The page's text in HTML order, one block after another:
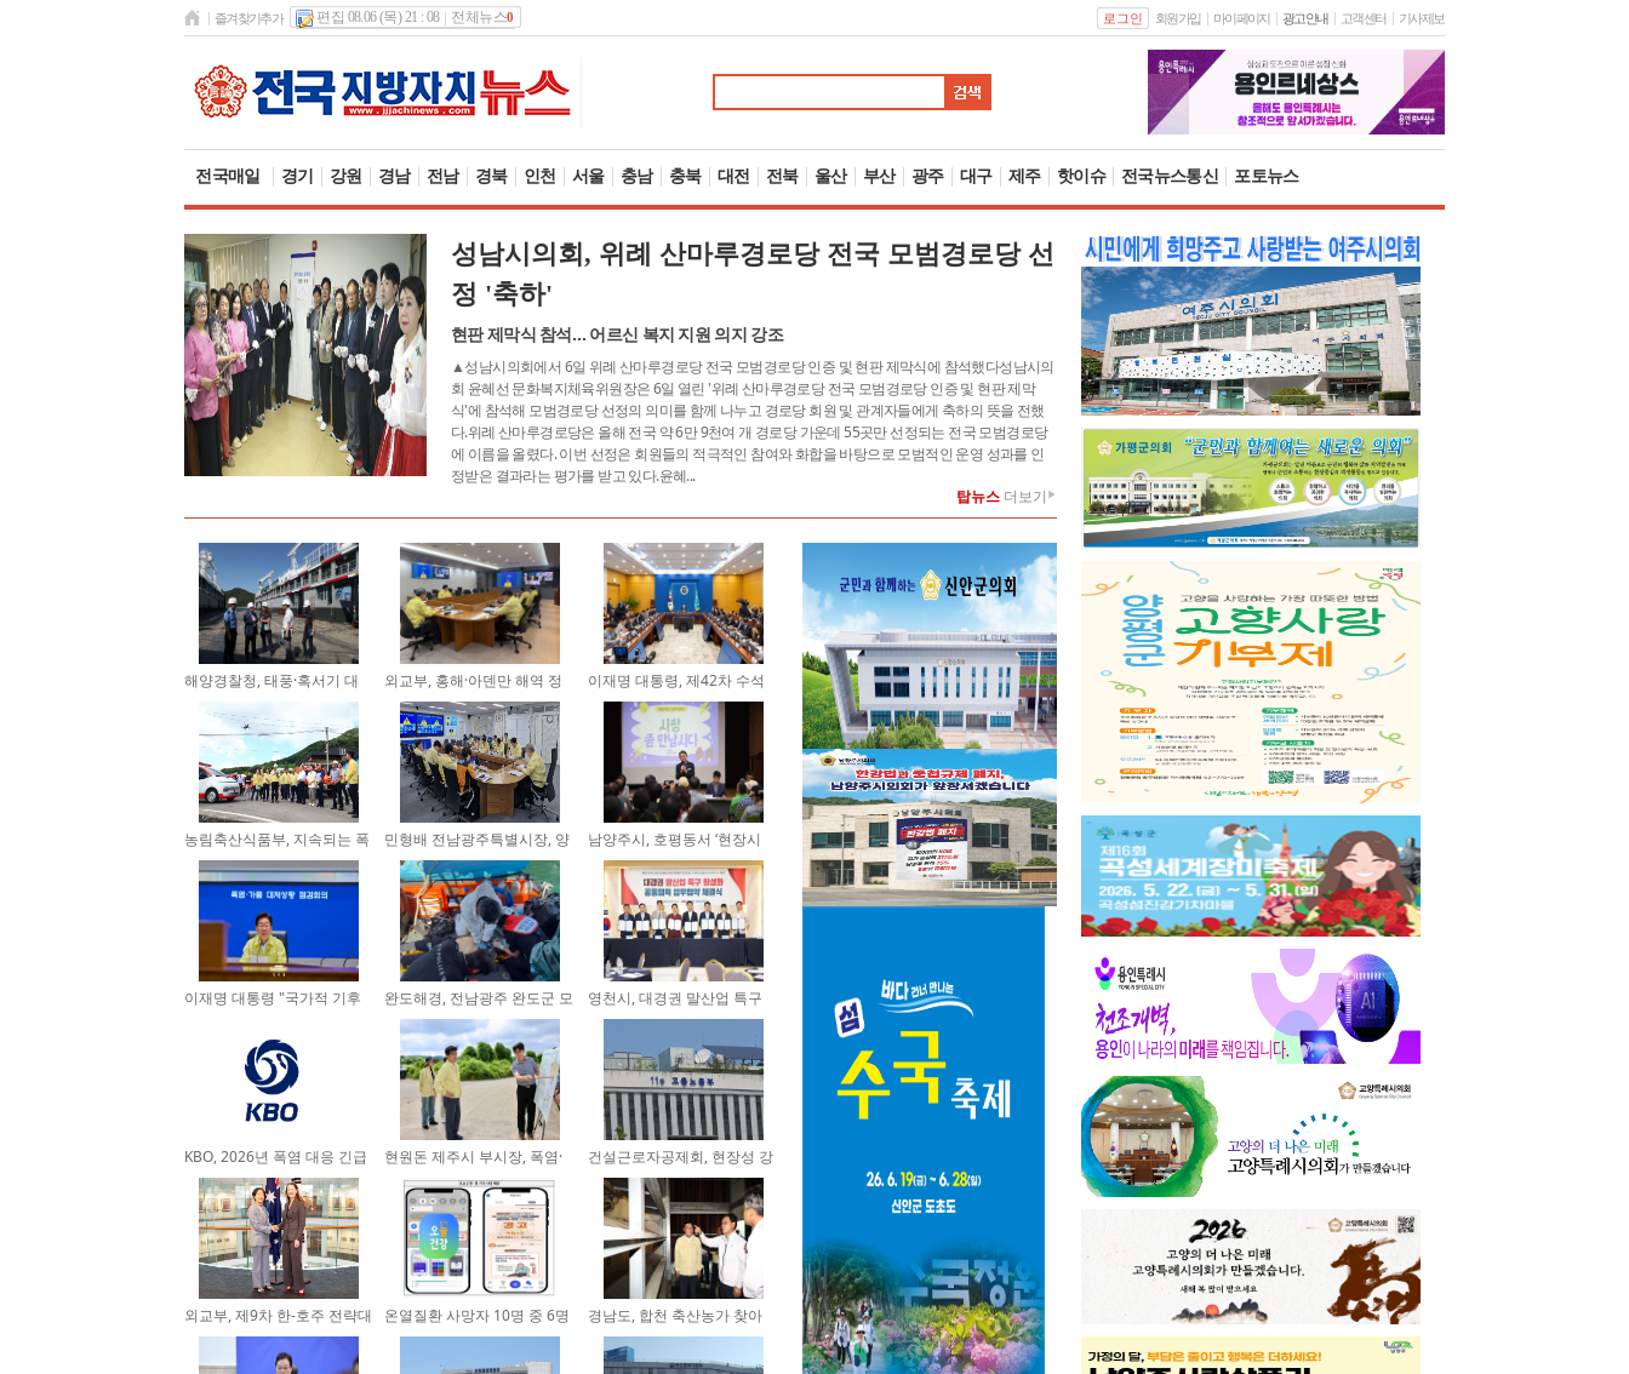
즐겨찾기추가 편집 08.06 (목) 21 : 08 전체뉴스0 로그인 회원가입 마이페이지 광고안내 고객센터 기사제보
전국매일 경기 강원 경남 전남 경북 인천 서울 충남 충북 대전 전북 울산 부산 광주 대구 제주 핫이슈 전국뉴스통신 포토뉴스
성남시의회, 위례 산마루경로당 전국 모범경로당 선
정 '축하'
현판 제막식 참석… 어르신 복지 지원 의지 강조
▲성남시의회에서 6일 위례 산마루경로당 전국 모범경로당 인증 및 현판 제막식에 참석했다성남시의
회 윤혜선 문화복지체육위원장은 6일 열린 '위례 산마루경로당 전국 모범경로당 인증 및 현판 제막
식'에 참석해 모범경로당 선정의 의미를 함께 나누고 경로당 회원 및 관계자들에게 축하의 뜻을 전했
다.위례 산마루경로당은 올해 전국 약 6만 9천여 개 경로당 가운데 55곳만 선정되는 전국 모범경로당
에 이름을 올렸다. 이번 선정은 회원들의 적극적인 참여와 화합을 바탕으로 모범적인 운영 성과를 인
정받은 결과라는 평가를 받고 있다.윤혜...
탑뉴스 더보기 ▶
해양경찰청, 태풍·혹서기 대
외교부, 홍해·아덴만 해역 정
세...
이재명 대통령, 제42차 수석
보좌...
농림축산식품부, 지속되는 폭
염...
민형배 전남광주특별시장, 양
식...
남양주시, 호평동서 ‘현장시
장...
이재명 대통령 "국가적 기후
완도해경, 전남광주 완도군 모
황...
영천시, 대경권 말산업 특구
활...
KBO, 2026년 폭염 대응 긴급
실행...
현원돈 제주시 부시장, 폭염·
가...
건설근로자공제회, 현장성 강
화...
외교부, 제9차 한-호주 전략대
화...
온열질환 사망자 10명 중 6명
초...
경남도, 합천 축산농가 찾아
폭...